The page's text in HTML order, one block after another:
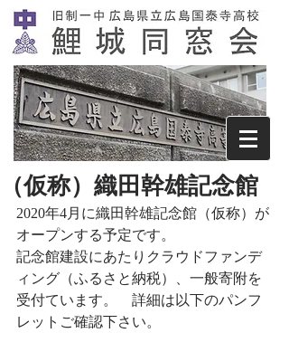
（仮称）織田幹雄記念館
2020年4月に織田幹雄記念館（仮称）が
オープンする予定です。
記念館建設にあたりクラウドファンデ
ィング（ふるさと納税）、一般寄附を
受付ています。　詳細は以下のパンフ
レットご確認下さい。